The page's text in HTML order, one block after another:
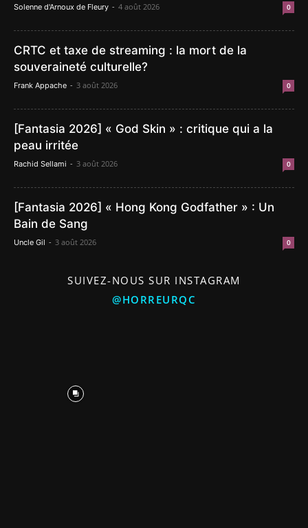
Solenne d'Arnoux de Fleury - 4 août 2026 0
CRTC et taxe de streaming : la mort de la
souveraineté culturelle?
Frank Appache - 3 août 2026 0
[Fantasia 2026] « God Skin » : critique qui a la
peau irritée
Rachid Sellami - 3 août 2026 0
[Fantasia 2026] « Hong Kong Godfather » : Un
Bain de Sang
Uncle Gil - 3 août 2026 0
SUIVEZ-NOUS SUR INSTAGRAM
@HORREURQC